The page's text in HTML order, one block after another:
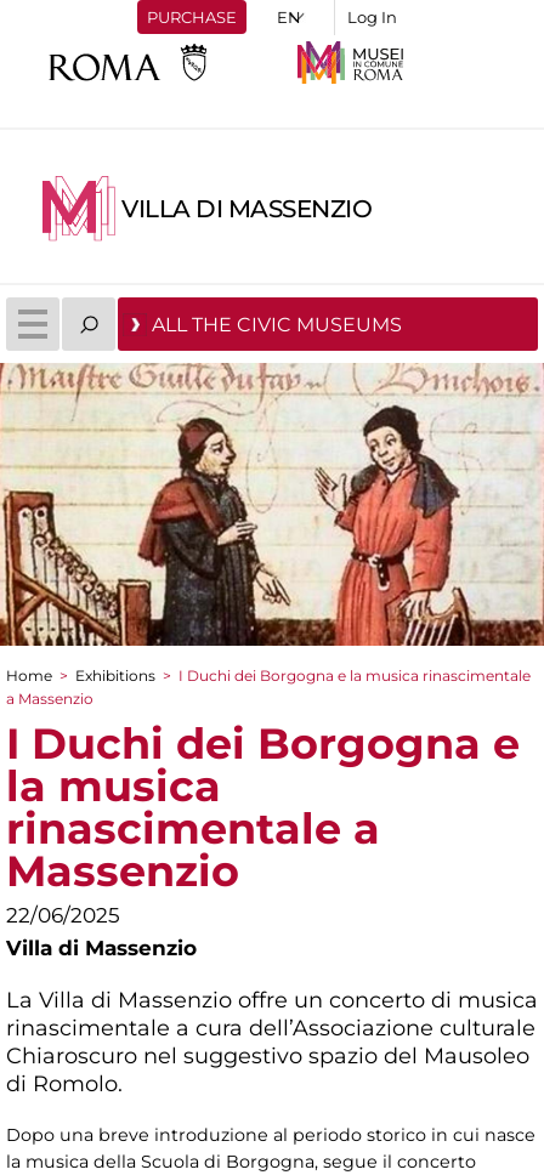
PURCHASE Log In
VILLA DI MASSENZIO
ALL THE CIVIC MUSEUMS
You are here
Home > Exhibitions > I Duchi dei Borgogna e la musica rinascimentale
a Massenzio
I Duchi dei Borgogna e
la musica
rinascimentale a
Massenzio
22/06/2025
Villa di Massenzio
La Villa di Massenzio offre un concerto di musica
rinascimentale a cura dell’Associazione culturale
Chiaroscuro nel suggestivo spazio del Mausoleo
di Romolo.
Dopo una breve introduzione al periodo storico in cui nasce
la musica della Scuola di Borgogna, segue il concerto